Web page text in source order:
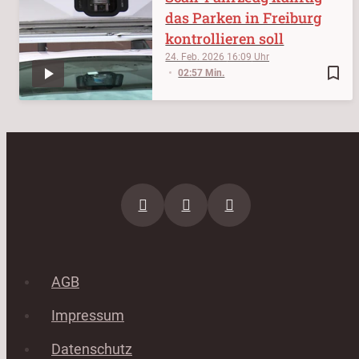
bookmark_border
24. Feb. 2026 16:09
02:57 Min.
das Parken in Freiburg
kontrollieren soll
AGB
Impressum
Datenschutz